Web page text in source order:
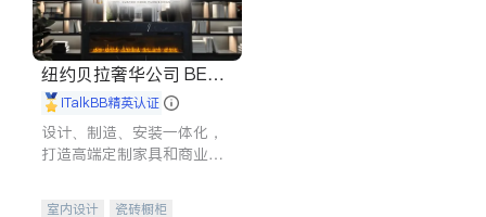
纽约贝拉奢华公司 BELL
A LUXE
iTalkBB精英认证
设计、制造、安装一体化，
打造高端定制家具和商业空
室内设计
瓷砖橱柜